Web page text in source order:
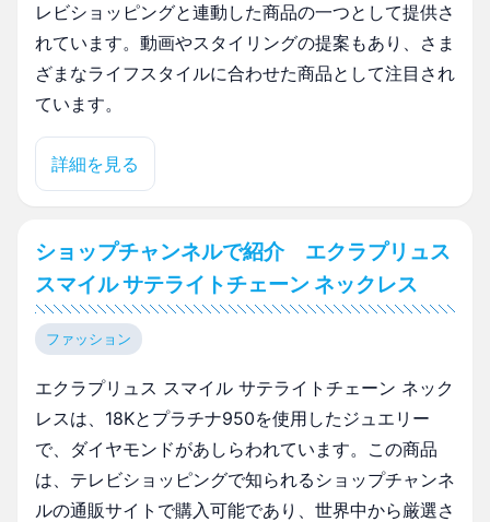
レビショッピングと連動した商品の一つとして提供さ
れています。動画やスタイリングの提案もあり、さま
ざまなライフスタイルに合わせた商品として注目され
ています。
詳細を見る
ショップチャンネルで紹介 エクラプリュス
スマイル サテライトチェーン ネックレス
ファッション
エクラプリュス スマイル サテライトチェーン ネック
レスは、18Kとプラチナ950を使用したジュエリー
で、ダイヤモンドがあしらわれています。この商品
は、テレビショッピングで知られるショップチャンネ
ルの通販サイトで購入可能であり、世界中から厳選さ